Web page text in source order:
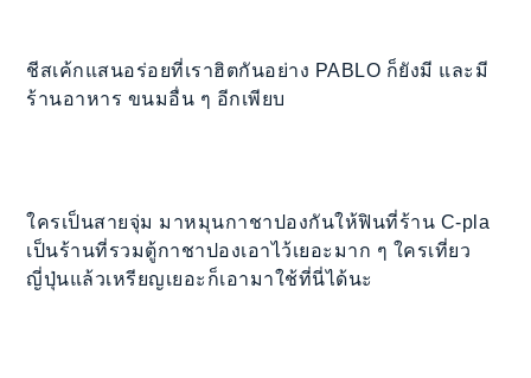
ชีสเค้กแสนอร่อยที่เราฮิตกันอย่าง PABLO ก็ยังมี และมี
ร้านอาหาร ขนมอื่น ๆ อีกเพียบ
ใครเป็นสายจุ่ม มาหมุนกาชาปองกันให้ฟินที่ร้าน C-pla
เป็นร้านที่รวมตู้กาชาปองเอาไว้เยอะมาก ๆ ใครเที่ยว
ญี่ปุ่นแล้วเหรียญเยอะก็เอามาใช้ที่นี่ได้นะ